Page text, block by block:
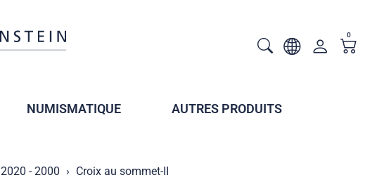
0
NUMISMATIQUE AUTRES PRODUITS
2020 - 2000 Croix au sommet-II